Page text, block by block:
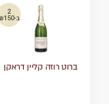
2
ב-₪150
ברוט רוזה קליין דראקן